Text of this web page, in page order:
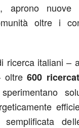
aprono nuove
oltre i
ricerca italiani –
oltre600
semplificata